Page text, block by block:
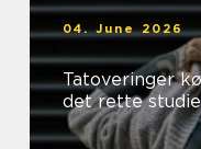
04. June 2026
Tatoveringer københavn
det rette studie